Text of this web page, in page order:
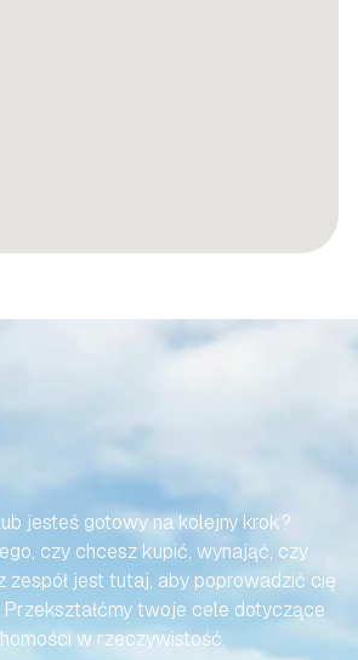
BEZWYSIŁKOWA
jesteś gotowy na kolejny krok?
czy chcesz kupić, wynająć, czy
zespół jest tutaj, aby poprowadzić cię
twoje cele dotyczące
w rzeczywistość.